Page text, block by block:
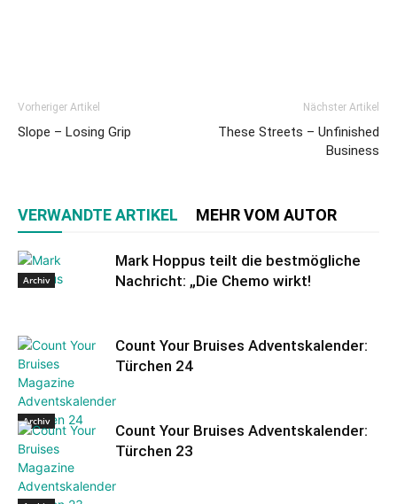
Vorheriger Artikel
Slope – Losing Grip
Nächster Artikel
These Streets – Unfinished
Business
VERWANDTE ARTIKEL MEHR VOM AUTOR
Archiv
Mark Hoppus teilt die bestmögliche
Nachricht: „Die Chemo wirkt!
Archiv
Count Your Bruises Adventskalender:
Türchen 24
Count Your Bruises Adventskalender:
Türchen 23